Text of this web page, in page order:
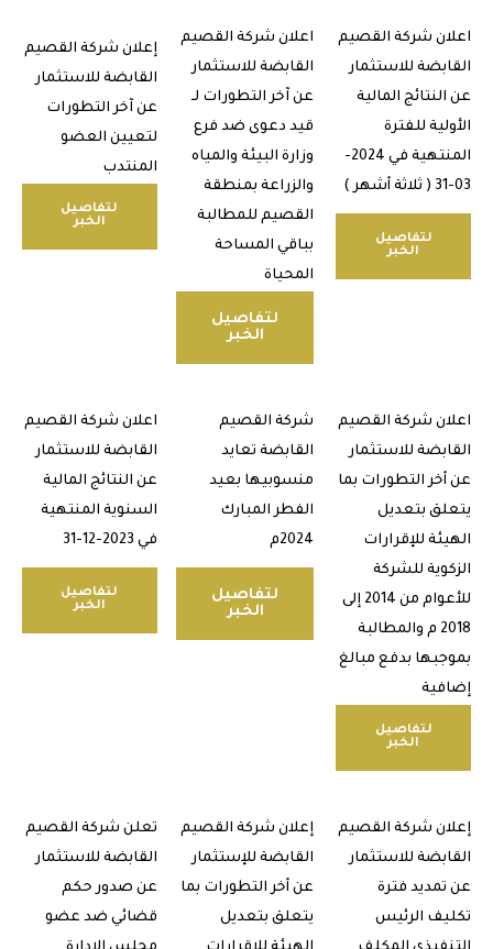
شركة القصيم
للاستثمار
المالية
للفترة
المنتهية في 2024-
لتفاصيل
اعلان شركة القصيم
القابضة للاستثمار
عن آخر التطورات لـ
قيد دعوى ضد فرع
وزارة البيئة والمياه
والزراعة بمنطقة
القصيم للمطالبة
بباقي المساحة
لتفاصيل
إعلان شركة القصيم
القابضة للاستثمار
عن آخر التطورات
لتعيين العضو
المنتدب
لتفاصيل
شركة القصيم
للاستثمار
التطورات بما
بتعديل
للإقرارات
للشركة
للأعوام من 2014 إلى
2018 م والمطالبة
بدفع مبالغ
لتفاصيل
شركة القصيم
القابضة تعايد
منسوبيها بعيد
الفطر المبارك
لتفاصيل
اعلان شركة القصيم
القابضة للاستثمار
عن النتائج المالية
السنوية المنتهية
لتفاصيل
شركة القصيم
للاستثمار
فترة
الرئيس
إعلان شركة القصيم
القابضة للإستثمار
عن أخر التطورات بما
يتعلق بتعديل
تعلن شركة القصيم
القابضة للاستثمار
عن صدور حكم
قضائي ضد عضو